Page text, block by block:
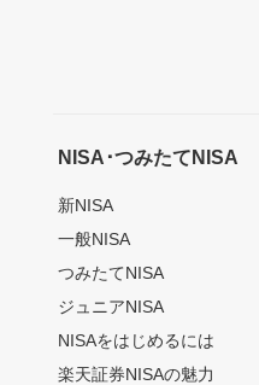
NISA･つみたてNISA
新NISA
一般NISA
つみたてNISA
ジュニアNISA
NISAをはじめるには
楽天証券NISAの魅力